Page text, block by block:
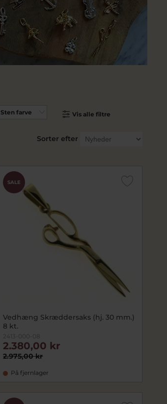
Sten farve Vis alle filtre
Sorter efter
SALE
Vedhæng Skræddersaks (hj. 30 mm.)
8 kt.
2413-000-08
2.975,00 kr
2.380,00 kr
På fjernlager